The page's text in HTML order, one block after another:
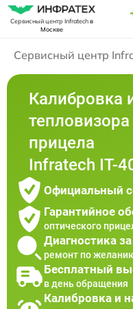
Сервисный центр Infratechв
Москве
Сервисный центр
Калибровка
прицела
Infratech IT-
Официальный
Гарантийное
оптического
Диагностика
ремонт по
Бесплатный
в день обращения
Калибровка и